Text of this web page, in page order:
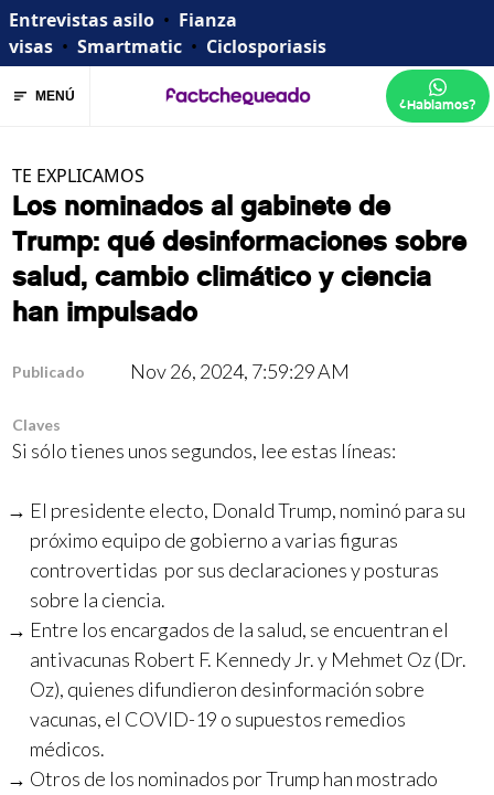
Entrevistas asilo • Fianza
visas • Smartmatic • Ciclosporiasis
MENÚ ¿Hablamos?
TE EXPLICAMOS
Los nominados al gabinete de
Trump: qué desinformaciones sobre
salud, cambio climático y ciencia
han impulsado
Publicado Nov 26, 2024, 7:59:29 AM
Claves
Si sólo tienes unos segundos, lee estas líneas:
El presidente electo, Donald Trump, nominó para su
próximo equipo de gobierno a varias figuras
controvertidas por sus declaraciones y posturas
sobre la ciencia.
Entre los encargados de la salud, se encuentran el
antivacunas Robert F. Kennedy Jr. y Mehmet Oz (Dr.
Oz), quienes difundieron desinformación sobre
vacunas, el COVID-19 o supuestos remedios
médicos.
Otros de los nominados por Trump han mostrado